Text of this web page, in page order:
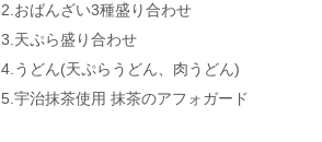
2.おばんざい3種盛り合わせ
3.天ぷら盛り合わせ
4.うどん(天ぷらうどん、肉うどん)
5.宇治抹茶使用 抹茶のアフォガード